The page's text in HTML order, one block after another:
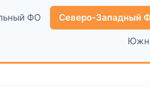
ФО Северо-Западный